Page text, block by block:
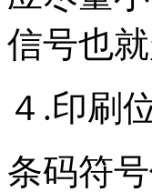
信号也
４.印刷
条码符